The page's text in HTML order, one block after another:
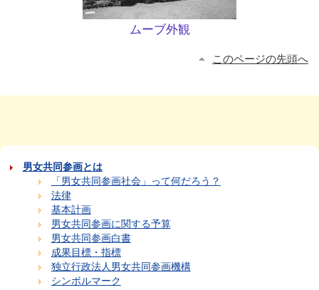
ムーブ外観
このページの先頭へ